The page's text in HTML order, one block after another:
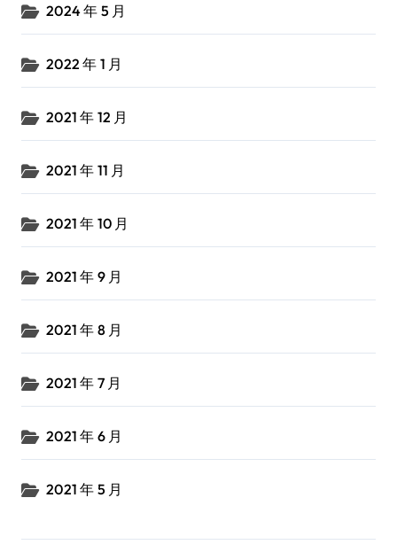
2024 年 5 月
2022 年 1 月
2021 年 12 月
2021 年 11 月
2021 年 10 月
2021 年 9 月
2021 年 8 月
2021 年 7 月
2021 年 6 月
2021 年 5 月